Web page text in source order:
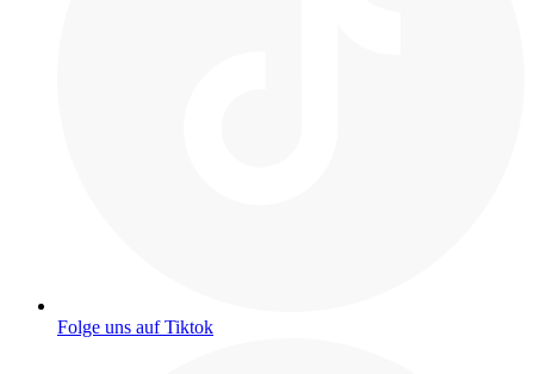
Folge uns auf Tiktok